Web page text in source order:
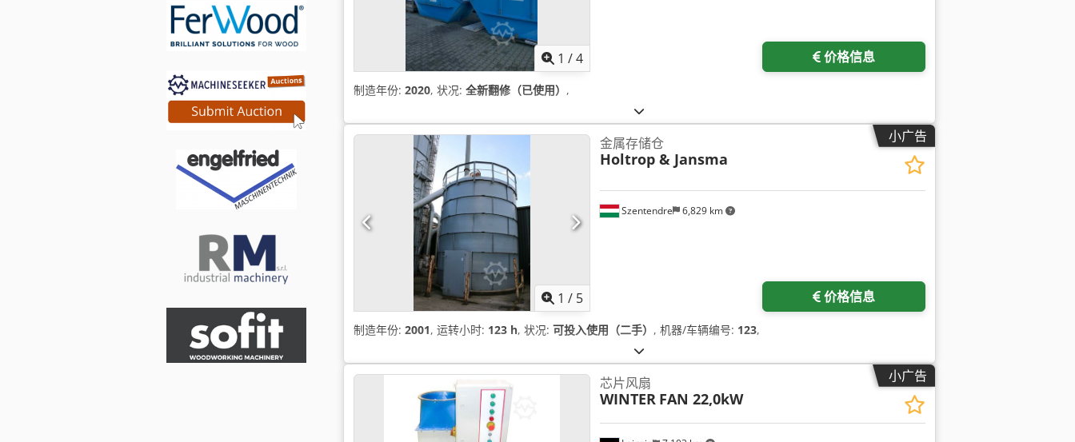
1 /4 价格信息
制造年份: 2020, 状况: 全新翻修（已使用） ,
小广告
1 / 5
Szentendre 6,829 km
金属存储仓
Holtrop & Jansma
价格信息
制造年份: 2001, 运转小时: 123 h, 状况: 可投入使用（二手） , 机器/车辆编号: 123,
小广告
芯片风扇
WINTER FAN 22,0kW